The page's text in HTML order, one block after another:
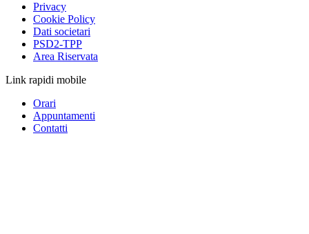
Privacy
Cookie Policy
Dati societari
PSD2-TPP
Area Riservata
Link rapidi mobile
Orari
Appuntamenti
Contatti